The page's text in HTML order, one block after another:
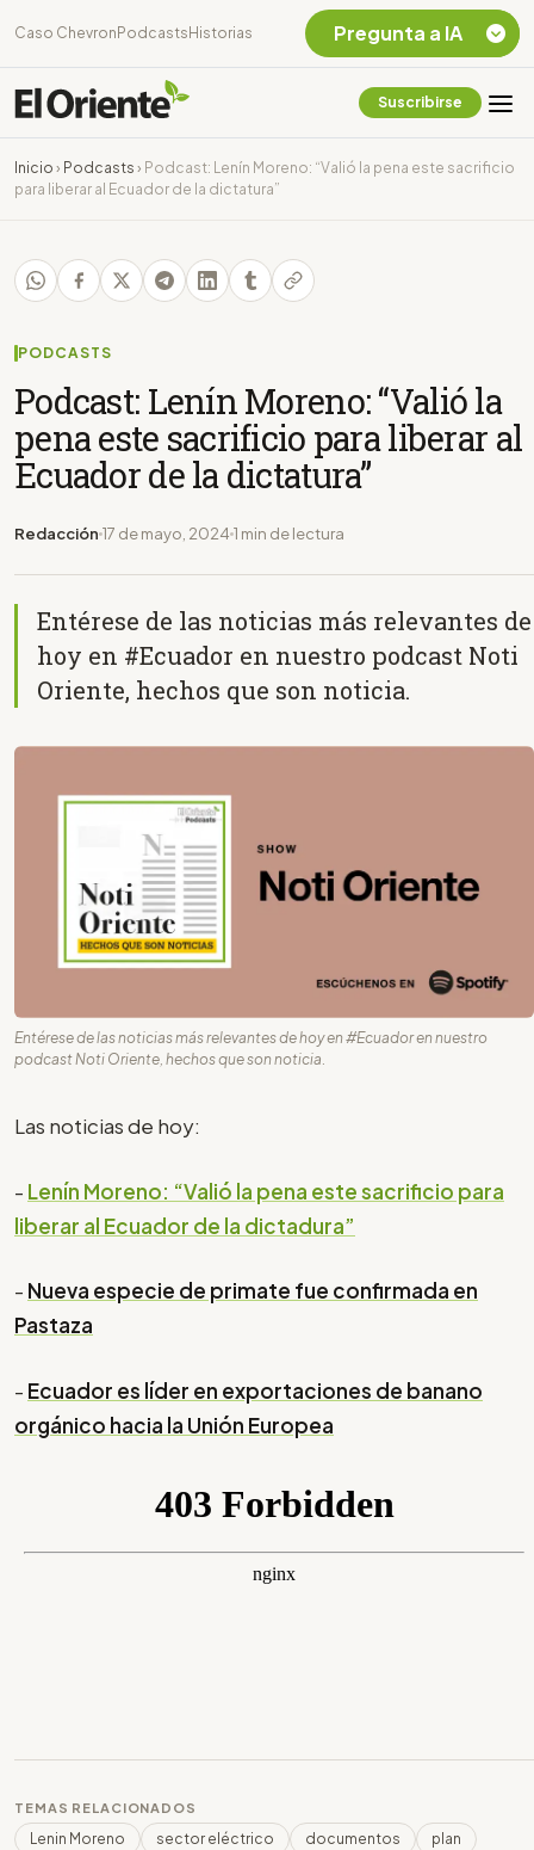
Caso Chevron Podcasts Historias
Suscribirse
Inicio › Podcasts › Podcast: Lenín Moreno: “Valió la pena este sacrificio
para liberar al Ecuador de la dictatura”
PODCASTS
Podcast: Lenín Moreno: “Valió la
pena este sacrificio para liberar al
Ecuador de la dictatura”
Redacción 17 de mayo, 2024 1 min de lectura
Entérese de las noticias más relevantes de
hoy en #Ecuador en nuestro podcast Noti
Oriente, hechos que son noticia.
Entérese de las noticias más relevantes de hoy en #Ecuador en nuestro
podcast Noti Oriente, hechos que son noticia.
Las noticias de hoy:
- Lenín Moreno: “Valió la pena este sacrificio para
liberar al Ecuador de la dictadura”
- Nueva especie de primate fue confirmada en
Pastaza
- Ecuador es líder en exportaciones de banano
orgánico hacia la Unión Europea
TEMAS RELACIONADOS
Lenin Moreno sector eléctrico documentos
plan
Pregunta a IA
Chevron Ecuador